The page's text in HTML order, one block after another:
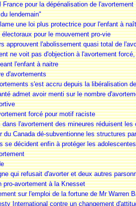
pour la dépénalisation de l'avortement
lendemain"
une loi plus protectrice pour l'enfant à
pour le mouvement pro-vie
approuvent l'abolissement quasi total de
ne voit pas d'objection à l'avortement
l'enfant à naitre
d'avortements
s'est accru depuis la libéralisation
admet avoir menti sur le nombre
forcé pour motif raciste
l'avortement des mineures réduisent
du Canada dé-subventionne les structures
se décident enfin à protéger les
qui refusait d'avorter et deux autres
pro-avortement à la Knesset
sur l'emploi de la fortune de Mr Warren
International contre un changement